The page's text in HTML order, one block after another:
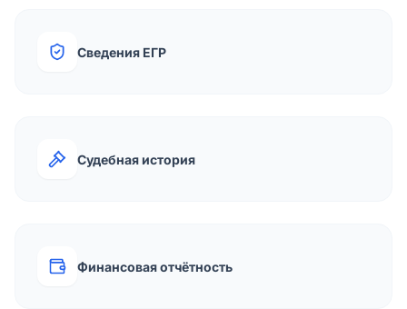
Сведения ЕГР
Судебная история
Финансовая отчётность